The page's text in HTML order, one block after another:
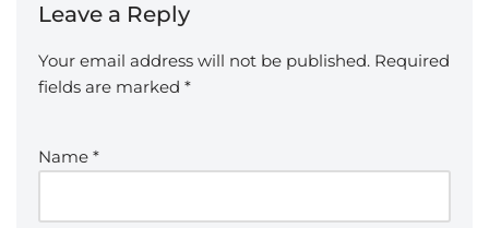
Leave a Reply
Your email address will not be published. Required
fields are marked *
Name *